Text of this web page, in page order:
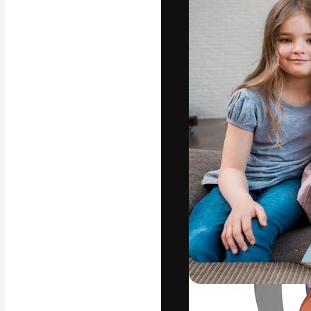
La
migliori lavori.
creativi,
Italiano
Copyright ©